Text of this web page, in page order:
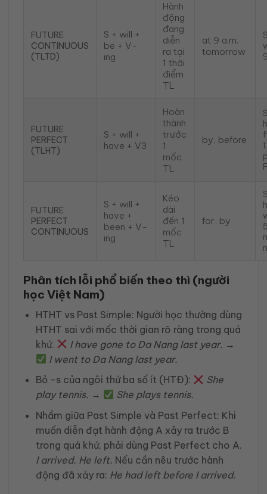
FUTURE
CONTINUOUS
(TLTD)
S + will +
be + V-
ing
Hành
động
đang
diễn
ra tại
1 thời
điểm
TL
at 9 a.m.
tomorrow
FUTURE
PERFECT
(TLHT)
S + will +
have + V3
Hoàn
thành
trước
1
mốc
TL
by, before
FUTURE
PERFECT
CONTINUOUS
S + will +
have +
been + V-
ing
Kéo
dài
đến 1
mốc
TL
for, by
Phân tích lỗi phổ biến theo thì (người
học Việt Nam)
HTHT vs Past Simple: Người học thường dùng
HTHT sai với mốc thời gian rõ ràng trong quá
khứ.
I have gone to Da Nang last year. →
I went to Da Nang last year.
Bỏ -s của ngôi thứ ba số ít (HTĐ):
She
play tennis. →
She plays tennis.
Nhầm giữa Past Simple và Past Perfect: Khi
muốn diễn đạt hành động A xảy ra trước B
trong quá khứ, phải dùng Past Perfect cho A.
I arrived. He left. Nếu cần nêu trước hành
động đã xảy ra: He had leftbefore I arrived.